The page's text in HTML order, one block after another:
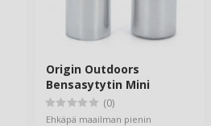
Origin Outdoors
Bensasytytin Mini
(0)
Ehkäpä maailman pienin